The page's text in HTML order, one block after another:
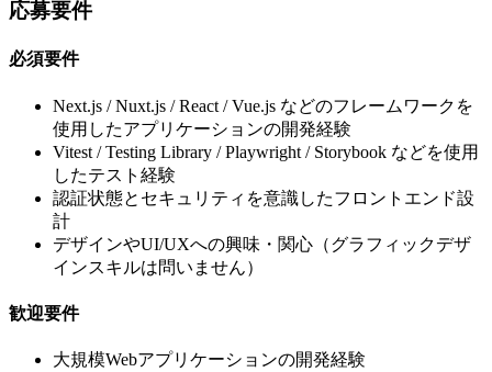
応募要件
必須要件
Next.js / Nuxt.js / React / Vue.js などのフレームワークを
使用したアプリケーションの開発経験
Vitest / Testing Library / Playwright / Storybook などを使用
したテスト経験
認証状態とセキュリティを意識したフロントエンド設
計
デザインやUI/UXへの興味・関心（グラフィックデザ
インスキルは問いません）
歓迎要件
大規模Webアプリケーションの開発経験